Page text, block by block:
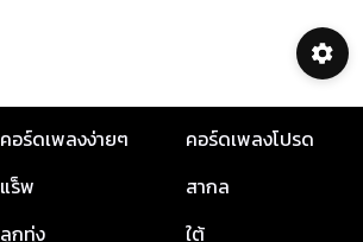
คอร์ดเพลงง่ายๆ
คอร์ดเพลงโปรด
แร็พ
สากล
ลูกทุ่ง
ใต้